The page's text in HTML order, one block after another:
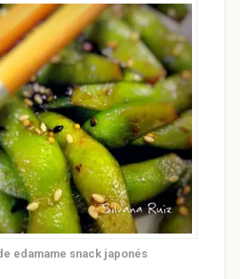
edamame snack japonés